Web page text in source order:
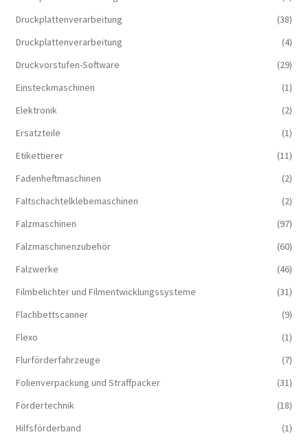
Druckplattenverarbeitung
(38)
Druckplattenverarbeitung
(4)
Druckvorstufen-Software
(29)
Einsteckmaschinen
(1)
Elektronik
(2)
Ersatzteile
(1)
Etikettierer
(11)
Fadenheftmaschinen
(2)
Faltschachtelklebemaschinen
(2)
Falzmaschinen
(97)
Falzmaschinenzubehör
(60)
Falzwerke
(46)
Filmbelichter und Filmentwicklungssysteme
(31)
Flachbettscanner
(9)
Flexo
(1)
Flurförderfahrzeuge
(7)
Folienverpackung und Straffpacker
(31)
Fördertechnik
(18)
Hilfsförderband
(1)